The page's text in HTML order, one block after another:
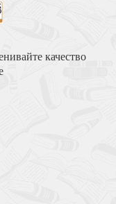
Африканский)